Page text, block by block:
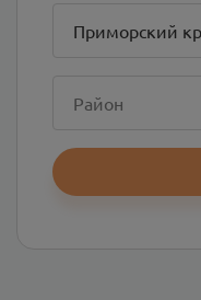
Приморский
Район